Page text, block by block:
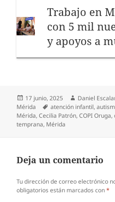
Trabajo en
con 5 mil
y apoyos a
Publicado
el
17 junio, 2025 Autor
Daniel
Mérida
Etiquetas
atención infantil,
Mérida,Cecilia Patrón,COPI Oruga,
temprana, Mérida
Deja un comentario
Tu dirección de correo electrónico
obligatorios están marcados con*